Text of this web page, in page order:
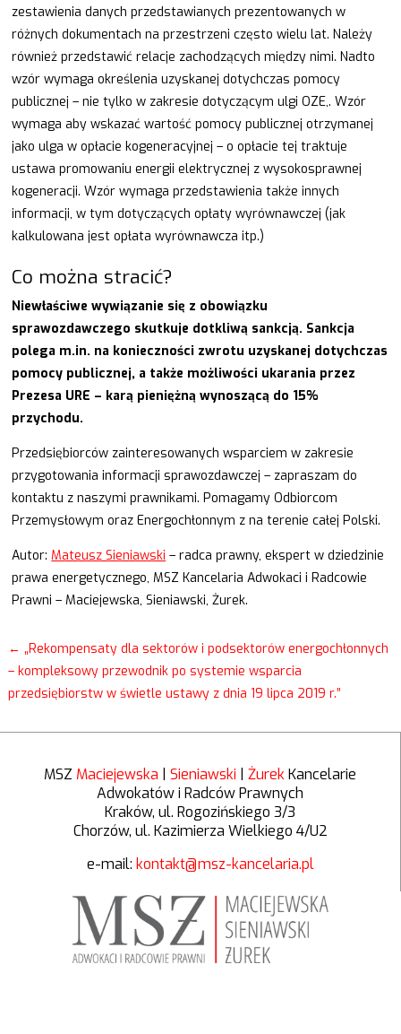
zestawienia danych przedstawianych prezentowanych w
różnych dokumentach na przestrzeni często wielu lat. Należy
również przedstawić relacje zachodzących między nimi. Nadto
wzór wymaga określenia uzyskanej dotychczas pomocy
publicznej – nie tylko w zakresie dotyczącym ulgi OZE,. Wzór
wymaga aby wskazać wartość pomocy publicznej otrzymanej
jako ulga w opłacie kogeneracyjnej – o opłacie tej traktuje
ustawa promowaniu energii elektrycznej z wysokosprawnej
kogeneracji. Wzór wymaga przedstawienia także innych
informacji, w tym dotyczących opłaty wyrównawczej (jak
kalkulowana jest opłata wyrównawcza itp.)
Co można stracić?
Niewłaściwe wywiązanie się z obowiązku
sprawozdawczego skutkuje dotkliwą sankcją. Sankcja
polega m.in. na konieczności zwrotu uzyskanej dotychczas
pomocy publicznej, a także możliwości ukarania przez
Prezesa URE – karą pieniężną wynoszącą do 15%
przychodu.
Przedsiębiorców zainteresowanych wsparciem w zakresie
przygotowania informacji sprawozdawczej – zapraszam do
kontaktu z naszymi prawnikami. Pomagamy Odbiorcom
Przemysłowym oraz Energochłonnym z na terenie całej Polski.
Autor:Mateusz Sieniawski – radca prawny, ekspert w dziedzinie
prawa energetycznego, MSZ Kancelaria Adwokaci i Radcowie
Prawni – Maciejewska, Sieniawski, Żurek.
← „Rekompensaty dla sektorów i podsektorów energochłonnych
– kompleksowy przewodnik po systemie wsparcia
przedsiębiorstw w świetle ustawy z dnia 19 lipca 2019 r.”
MSZ Maciejewska | Sieniawski | ŻurekKancelarie
Adwokatów i Radców Prawnych
Kraków, ul. Rogozińskiego 3/3
Chorzów, ul. Kazimierza Wielkiego 4/U2
e-mail: kontakt@msz-kancelaria.pl